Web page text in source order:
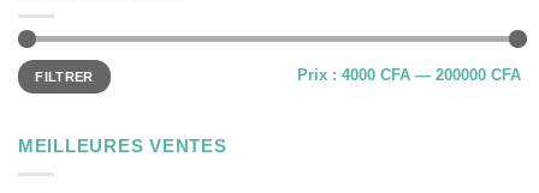
Prix
min
Prix
maxFILTRER Prix : 4000 CFA — 200000 CFA
MEILLEURES VENTES